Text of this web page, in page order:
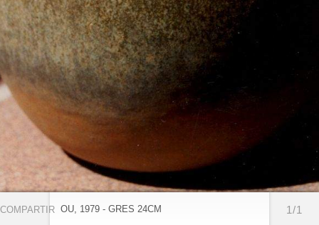
COMPARTIR 1/1
OU, 1979 - GRES 24CM